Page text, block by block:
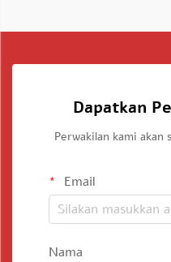
Dapatkan
Perwakilan kami akan
Email
Nama